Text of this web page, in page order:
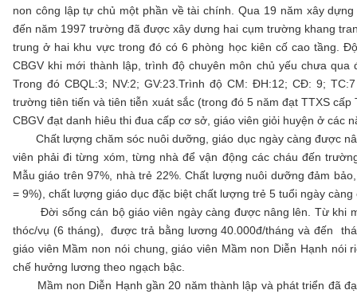
non công lập tự chủ một phần về tài chính. Qua 19 năm xây
đến năm 1997 trường đã được xây dưng hai cụm trường khang
trung ở hai khu vực trong đó có 6 phòng học kiên cố cao tầng.
CBGV khi mới thành lập, trình độ chuyên môn chủ yếu chưa
Trong đó CBQL:3; NV:2; GV:23.Trình độ CM: ĐH:12; CĐ: 9;
trường tiên tiến và tiên tiễn xuát sắc (trong đó 5 năm đạt TTXS
CBGV đạt danh hiêu thi đua cấp cơ sở, giáo viên giỏi huyện ở các
Chất lượng chăm sóc nuôi dưỡng, giáo dục ngày càng được
viên phải đi từng xóm, từng nhà để vận động các cháu đến
Mẫu giáo trên 97%, nhà trẻ 22%. Chất lượng nuôi dưỡng đảm
= 9%), chất lượng giáo dục đặc biệt chất lượng trẻ 5 tuổi ngày càng
Đời sống cán bộ giáo viên ngày càng được nâng lên. Từ khi
thóc/vụ (6 tháng), được trả bằng lương 40.000đ/tháng và đến
giáo viên Mầm non nói chung, giáo viên Mầm non Diễn Hạnh
chế hưởng lương theo ngạch bậc.
Mầm non Diễn Hạnh gần 20 năm thành lập và phát triển đã